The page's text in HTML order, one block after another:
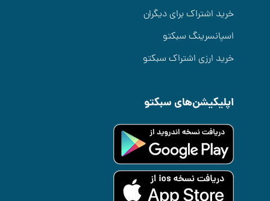
خرید اشتراک برای دیگران
اسپانسرینگ سبکتو
خرید ارزی اشتراک سبکتو
اپلیکیشن‌های سبکتو